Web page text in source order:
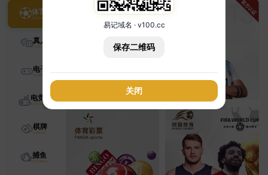
体育
真人
电子
电竞
棋牌
捕鱼
易记域名 · v100.cc
保存二维码
关闭